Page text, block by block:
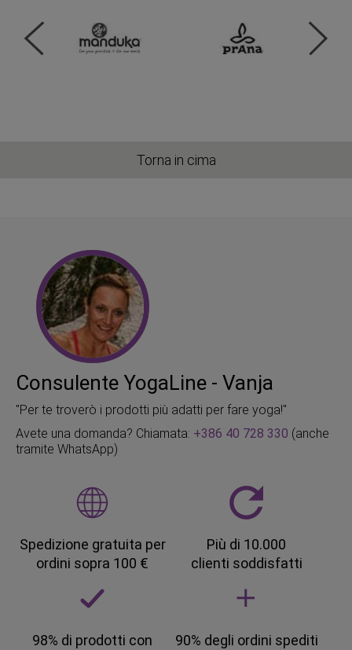
Torna in cima
Consulente YogaLine - Vanja
"Per te troverò i prodotti più adatti per fare yoga!"
Avete una domanda? Chiamata: +386 40 728 330 (anche
tramite WhatsApp)
Spedizione gratuita per
ordini sopra 100 €
Più di 10.000
clienti soddisfatti
98% di prodotti con
90% degli ordini spediti